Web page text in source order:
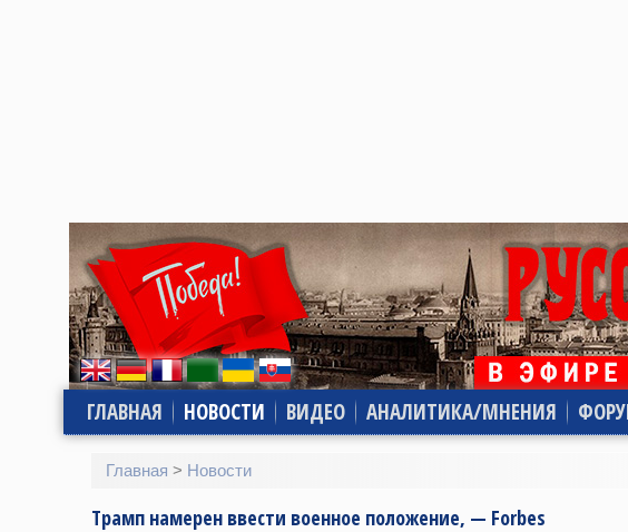
ГЛАВНАЯ НОВОСТИ ВИДЕО АНАЛИТИКА/МНЕНИЯ
Главная > Новости
Трамп намерен ввести военное положение, — Forbes